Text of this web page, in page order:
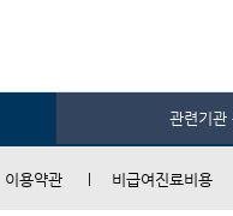
관련기관
이용약관 비급여진료비용